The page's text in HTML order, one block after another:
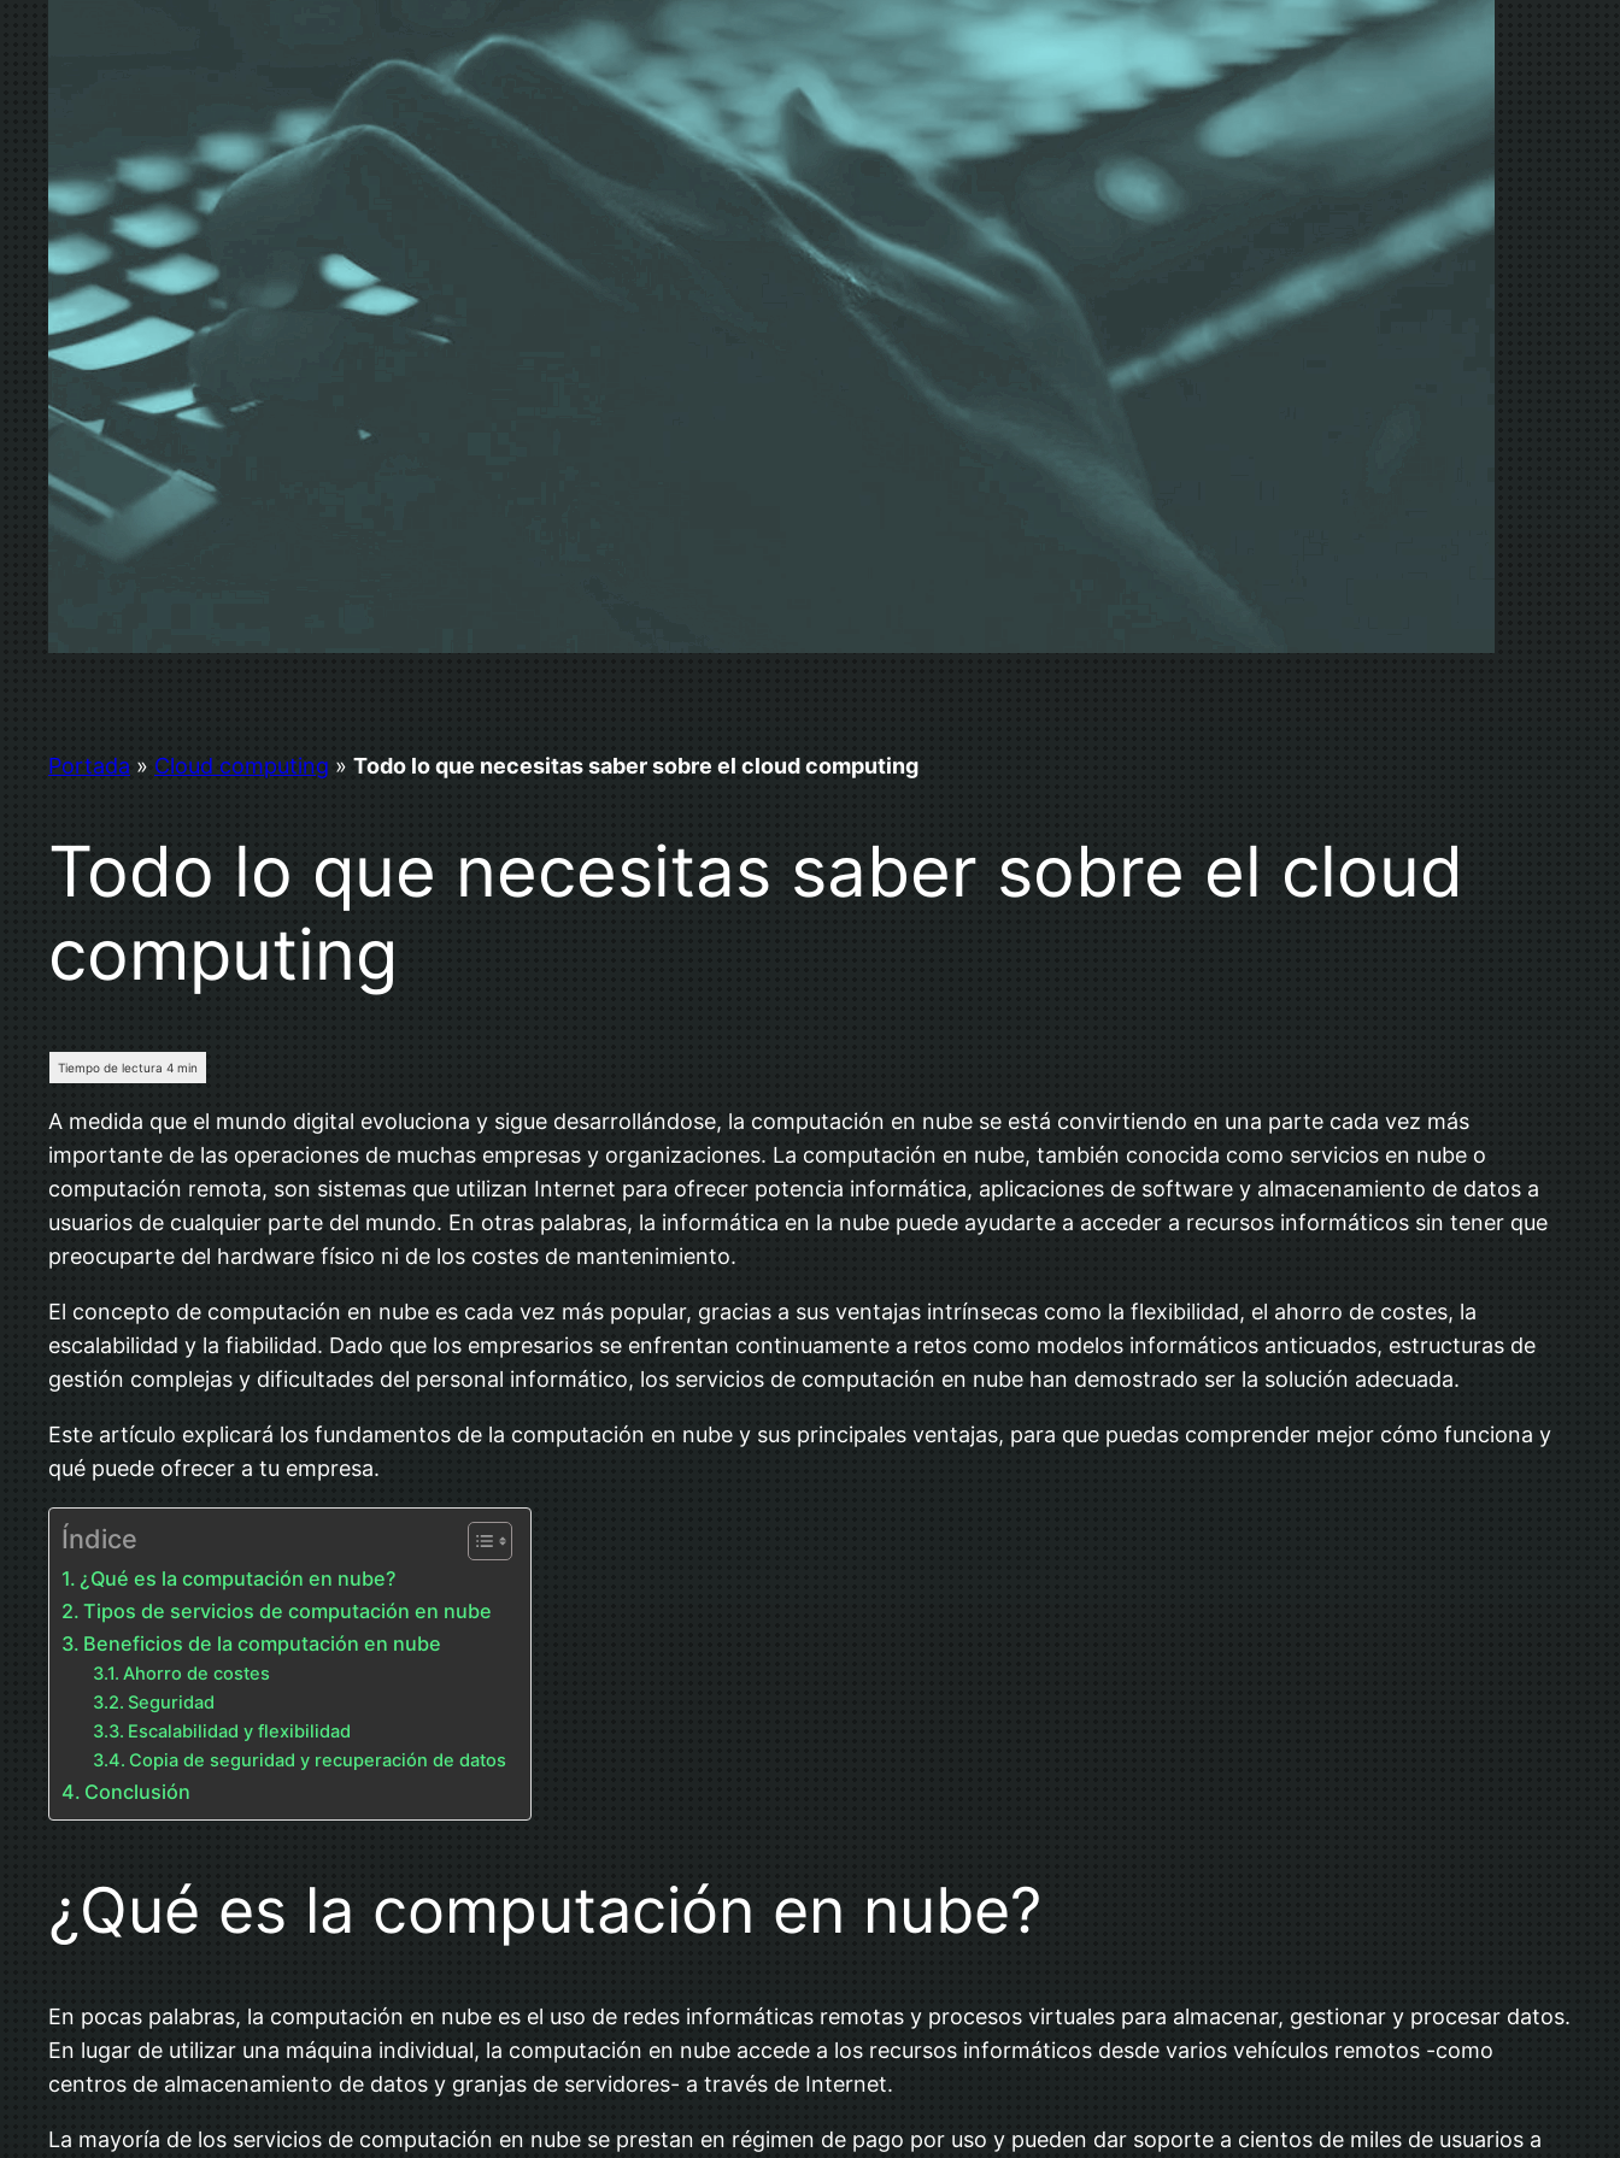
Portada » Cloud computing » Todo lo que necesitas saber sobre el cloud computing
Todo lo que necesitas saber sobre el cloud
computing
A medida que el mundo digital evoluciona y sigue desarrollándose, la computación en nube se está convirtiendo en una parte cada vez más
importante de las operaciones de muchas empresas y organizaciones. La computación en nube, también conocida como servicios en nube o
computación remota, son sistemas que utilizan Internet para ofrecer potencia informática, aplicaciones de software y almacenamiento de datos a
usuarios de cualquier parte del mundo. En otras palabras, la informática en la nube puede ayudarte a acceder a recursos informáticos sin tener que
preocuparte del hardware físico ni de los costes de mantenimiento.
El concepto de computación en nube es cada vez más popular, gracias a sus ventajas intrínsecas como la flexibilidad, el ahorro de costes, la
escalabilidad y la fiabilidad. Dado que los empresarios se enfrentan continuamente a retos como modelos informáticos anticuados, estructuras de
gestión complejas y dificultades del personal informático, los servicios de computación en nube han demostrado ser la solución adecuada.
Este artículo explicará los fundamentos de la computación en nube y sus principales ventajas, para que puedas comprender mejor cómo funciona y
qué puede ofrecer a tu empresa.
Índice
¿Qué es la computación en nube?
Tipos de servicios de computación en nube
Beneficios de la computación en nube
Ahorro de costes
Seguridad
Escalabilidad y flexibilidad
Copia de seguridad y recuperación de datos
Conclusión
¿Qué es la computación en nube?
En pocas palabras, la computación en nube es el uso de redes informáticas remotas y procesos virtuales para almacenar, gestionar y procesar datos.
En lugar de utilizar una máquina individual, la computación en nube accede a los recursos informáticos desde varios vehículos remotos -como
centros de almacenamiento de datos y granjas de servidores- a través de Internet.
La mayoría de los servicios de computación en nube se prestan en régimen de pago por uso y pueden dar soporte a cientos de miles de usuarios a